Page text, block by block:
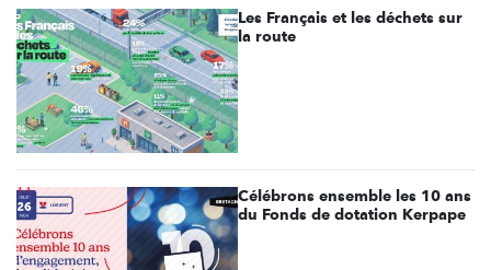
Les Français et les déchets sur
la route
Célébrons ensemble les 10 ans
du Fonds de dotation Kerpape